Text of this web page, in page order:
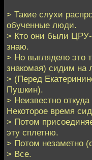
> Такие слухи
обученные люди.
> Кто они были
знаю.
> Но выглядело
знакомая) сидим на
> (Перед
Пушкин).
> Неизвестно
Некоторое время
> Потом
эту сплетню.
> Потом незаметно
> Все.